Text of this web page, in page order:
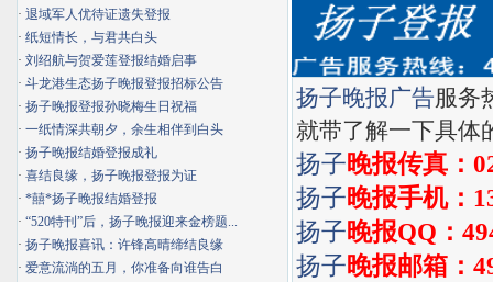
扬子晚报广告服务
就带了解一下具体
扬子晚报传真：
扬子晚报手机：
扬子晚报QQ：
扬子晚报邮箱：
· 退域军人优待证遗失登报
· 纸短情长，与君共白头
· 刘绍航与贺爱莲登报结婚启事
· 斗龙港生态扬子晚报登报招标公告
· 扬子晚报登报孙晓梅生日祝福
· 一纸情深共朝夕，余生相伴到白头
· 扬子晚报结婚登报成礼
· 喜结良缘，扬子晚报登报为证
· *囍*扬子晚报结婚登报
· “520特刊”后，扬子晚报迎来金榜题...
· 扬子晚报喜讯：许锋高晴缔结良缘
· 爱意流淌的五月，你准备向谁告白